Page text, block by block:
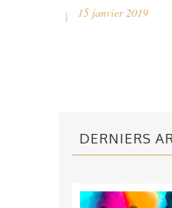
15 janvier 2019
DERNIERS